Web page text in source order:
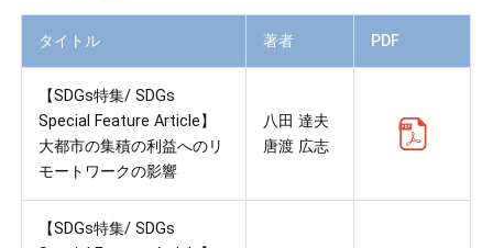
タイトル 著者 PDF
【SDGs特集/ SDGs
Special Feature Article】
大都市の集積の利益へのリ
モートワークの影響
八田 達夫
唐渡 広志
【SDGs特集/ SDGs